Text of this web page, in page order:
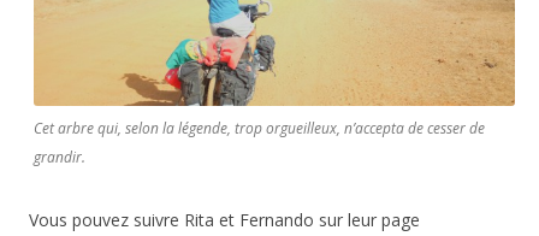
Cet arbre qui, selon la légende, trop orgueilleux, n’accepta de cesser de
grandir.
Vous pouvez suivre Rita et Fernando sur leur page